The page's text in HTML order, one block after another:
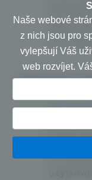
tym
VIII. Prawa i
Na
mu
Naše webové
z nich jsou pro
vylepšují Váš
web rozvíjet.